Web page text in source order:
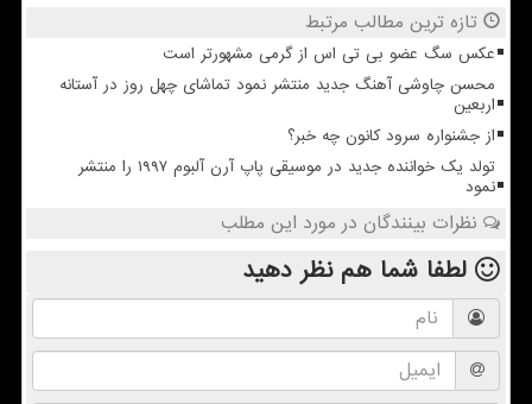
تازه ترین مطالب مرتبط
عکس سگ عضو بی تی اس از گرمی مشهورتر است
محسن چاوشی آهنگ جدید منتشر نمود تماشای چهل روز در آستانه
اربعین
از جشنواره سرود کانون چه خبر؟
تولد یک خواننده جدید در موسیقی پاپ آرن آلبوم ۱۹۹۷ را منتشر
نمود
نظرات بینندگان در مورد این مطلب
لطفا شما همنظر دهید